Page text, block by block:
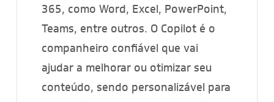
365, como Word, Excel, PowerPoint,
Teams, entre outros. O Copilot é o
companheiro confiável que vai
ajudar a melhorar ou otimizar seu
conteúdo, sendo personalizável para